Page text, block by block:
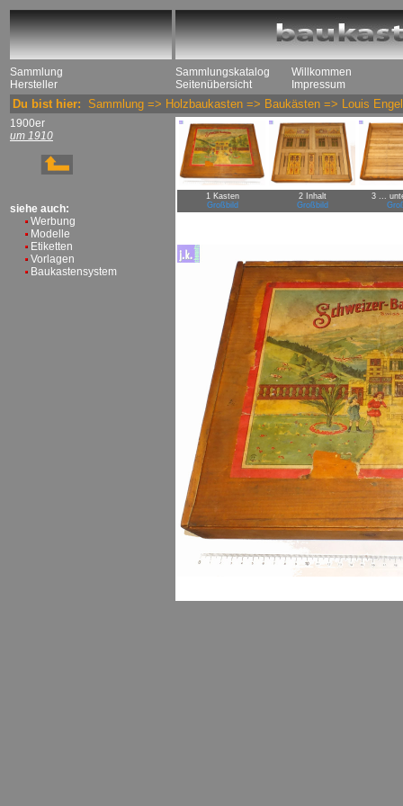
Sammlung
Hersteller
Sammlungskatalog
Seitenübersicht
Willkommen
Impressum
Du bist hier: Sammlung => Holzbaukasten => Baukästen => Louis
1900er
um 1910
siehe auch:
Werbung
Modelle
Etiketten
Vorlagen
Baukastensystem
1 Kasten
Großbild
2 Inhalt
Großbild
3 ...